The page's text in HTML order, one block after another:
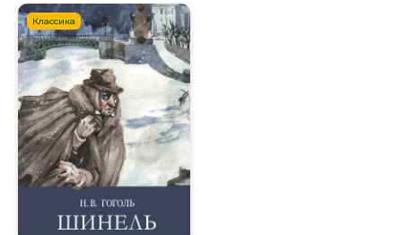
Классика